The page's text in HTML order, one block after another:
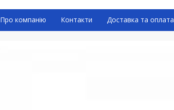
Про компанію Контакти Доставка та оплата